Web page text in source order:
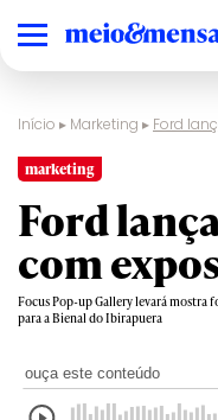
Início ▸ Marketing ▸ Ford
marketing
Ford
com
Focus Pop-up Gallery levará mostra
para a Bienal do Ibirapuera
ouça este conteúdo